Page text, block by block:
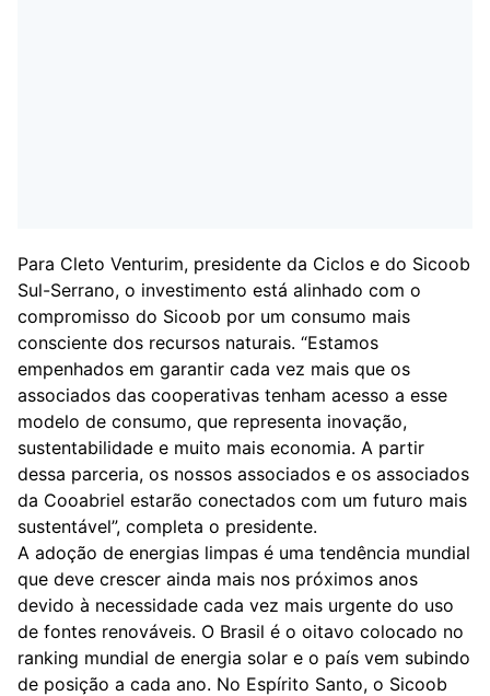
Para Cleto Venturim, presidente da Ciclos e do Sicoob
Sul-Serrano, o investimento está alinhado com o
compromisso do Sicoob por um consumo mais
consciente dos recursos naturais. “Estamos
empenhados em garantir cada vez mais que os
associados das cooperativas tenham acesso a esse
modelo de consumo, que representa inovação,
sustentabilidade e muito mais economia. A partir
dessa parceria, os nossos associados e os associados
da Cooabriel estarão conectados com um futuro mais
sustentável”, completa o presidente.
A adoção de energias limpas é uma tendência mundial
que deve crescer ainda mais nos próximos anos
devido à necessidade cada vez mais urgente do uso
de fontes renováveis. O Brasil é o oitavo colocado no
ranking mundial de energia solar e o país vem subindo
de posição a cada ano. No Espírito Santo, o Sicoob